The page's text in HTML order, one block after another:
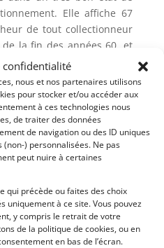
confidentialité
nous et nos partenaires utilisons
pour stocker et/ou accéder aux
à ces technologies nous
de traiter des données
de navigation ou des ID uniques
) personnalisées. Ne pas
peut nuire à certaines
qui précède ou faites des choix
uniquement à ce site. Vous pouvez
y compris le retrait de votre
de la politique de cookies, ou en
en bas de l’écran.
Elle affiche 67
de tout collectionneur
la fin des années 60, et
sur un excellent
pas à nous contacter
de ce modèle